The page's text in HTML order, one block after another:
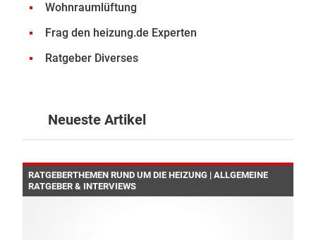
Wohnraumlüftung
Frag den heizung.de Experten
Ratgeber Diverses
Neueste Artikel
RATGEBERTHEMEN RUND UM DIE HEIZUNG | ALLGEMEINE
RATGEBER & INTERVIEWS